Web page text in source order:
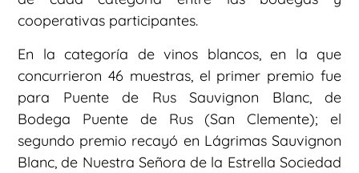
cooperativas participantes.
En la categoría de vinos blancos, en la que
concurrieron 46 muestras, el primer premio fue
para Puente de Rus Sauvignon Blanc, de
Bodega Puente de Rus (San Clemente); el
segundo premio recayó en Lágrimas Sauvignon
Blanc, de Nuestra Señora de la Estrella Sociedad